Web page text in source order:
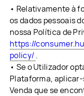
• Relativamente à
os dados pessoais
nossa Política de
https://
policy/.
• Se o Utilizador
Plataforma,
Venda que se